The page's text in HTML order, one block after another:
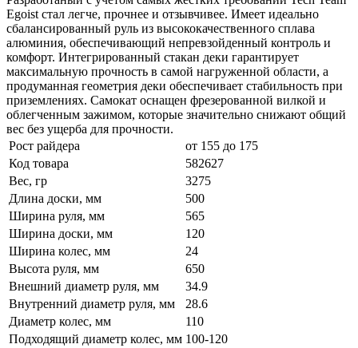
Egoist стал легче, прочнее и отзывчивее. Имеет идеально
сбалансированный руль из высококачественного сплава
алюминия, обеспечивающий непревзойденный контроль и
комфорт. Интегрированный стакан деки гарантирует
максимальную прочность в самой нагруженной области, а
продуманная геометрия деки обеспечивает стабильность при
приземлениях. Самокат оснащен фрезерованной вилкой и
облегченным зажимом, которые значительно снижают общий
вес без ущерба для прочности.
Рост райдера
от 155 до 175
Код товара
582627
Вес, гр
3275
Длина доски, мм
500
Ширина руля, мм
565
Ширина доски, мм
120
Ширина колес, мм
24
Высота руля, мм
650
Внешний диаметр руля, мм
34.9
Внутренний диаметр руля, мм
28.6
Диаметр колес, мм
110
Подходящий диаметр колес, мм 100-120